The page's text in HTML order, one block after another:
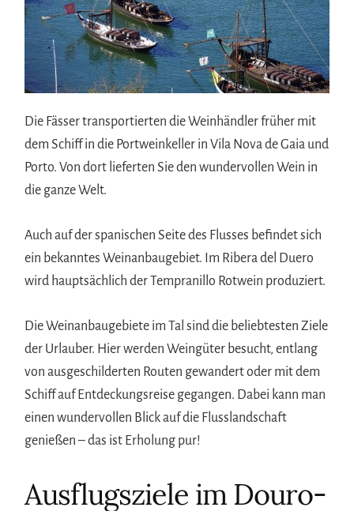
Die Fässer transportierten die Weinhändler früher mit
dem Schiff in die Portweinkeller in Vila Nova de Gaia und
Porto. Von dort lieferten Sie den wundervollen Wein in
die ganze Welt.
Auch auf der spanischen Seite des Flusses befindet sich
ein bekanntes Weinanbaugebiet. Im Ribera del Duero
wird hauptsächlich der Tempranillo Rotwein produziert.
Die Weinanbaugebiete im Tal sind die beliebtesten Ziele
der Urlauber. Hier werden Weingüter besucht, entlang
von ausgeschilderten Routen gewandert oder mit dem
Schiff auf Entdeckungsreise gegangen. Dabei kann man
einen wundervollen Blick auf die Flusslandschaft
genießen – das ist Erholung pur!
Ausflugsziele im Douro-